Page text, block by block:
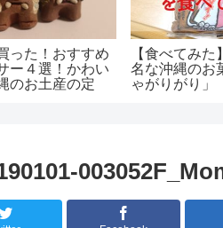
った！おすすめ
ー４選！かわい
のお土産の定
【食べてみ
名な沖縄のお
ゃがりがり」